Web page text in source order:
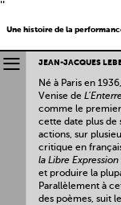
''
Une histoire de la
JEAN-JACQUES
Né à Paris en
Venise de
comme le premier
cette date plus de
actions, sur
critique en
la Libre Expression
et produire la
Parallèlement à
des poèmes, suit